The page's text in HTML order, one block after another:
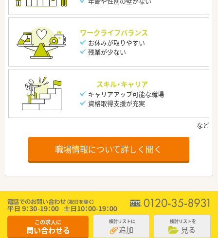
ワークライフバランス
お休みが取りやすい
残業が少ない
スキル・キャリア
キャリアアップ可能な職場
資格取得支援が充実
職場情報について詳しく聞く
この求人に
問い合わせる
検討リストに
追加
検討リストを
見る